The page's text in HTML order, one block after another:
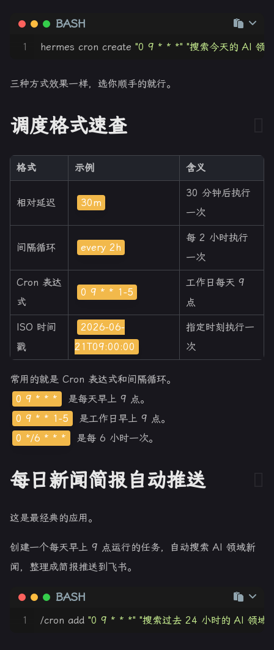
BASH
1 hermes cron create "0 9 * * *" "搜索今天的 AI 领
三种方式效果一样，选你顺手的就行。
调度格式速查
格式 示例 含义
相对延迟 30m
30 分钟后执行
一次
间隔循环 every 2h
每 2 小时执行
一次
Cron 表达
式
0 9 * * 1-5
工作日每天 9
点
ISO 时间
戳
2026-06-
21T09:00:00
指定时刻执行一
次
常用的就是 Cron 表达式和间隔循环。
0 9 * * *
是每天早上 9 点。
0 9 * * 1-5
是工作日早上 9 点。
0 */6 * * *
是每 6 小时一次。
每日新闻简报自动推送
这是最经典的应用。
创建一个每天早上 9 点运行的任务，自动搜索 AI 领域新
闻，整理成简报推送到飞书。
BASH
1 /cron add "0 9 * * *" "搜索过去 24 小时的 AI 领域